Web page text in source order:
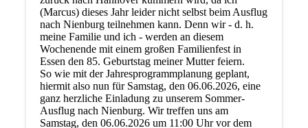
(Marcus) dieses Jahr leider nicht selbst beim Ausflug
nach Nienburg teilnehmen kann. Denn wir - d. h.
meine Familie und ich - werden an diesem
Wochenende mit einem großen Familienfest in
Essen den 85. Geburtstag meiner Mutter feiern.
So wie mit der Jahresprogrammplanung geplant,
hiermit also nun für Samstag, den 06.06.2026, eine
ganz herzliche Einladung zu unserem Sommer-
Ausflug nach Nienburg. Wir treffen uns am
Samstag, den 06.06.2026 um 11:00 Uhr vor dem